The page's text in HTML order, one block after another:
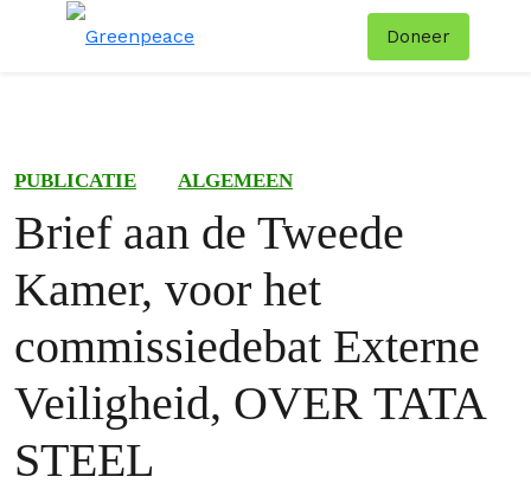
Doneer
PUBLICATIE ALGEMEEN
Brief aan de Tweede
Kamer, voor het
commissiedebat Externe
Veiligheid, OVER TATA
STEEL